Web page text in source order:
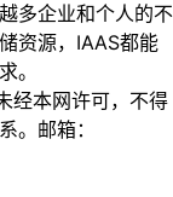
多企业和个人的不
资源，IAAS都能
。
经本网许可，不得
。邮箱：